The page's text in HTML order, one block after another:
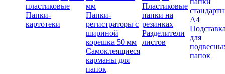
пластиковые
Папки-
картотеки
мм
Папки-
регистраторы с
шириной
корешка 50 мм
Самоклеящиеся
карманы для
папок
Пластиковые
папки на
резинках
Разделители
листов
А4
для
папок